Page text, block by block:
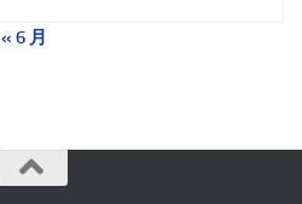
« 6 月